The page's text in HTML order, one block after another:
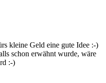
kleine Geld eine gute Idee :-)
schon erwähnt wurde, wäre
:-)